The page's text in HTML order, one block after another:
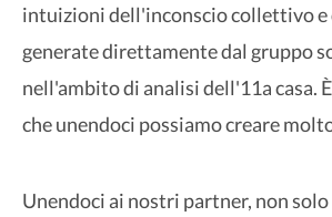
intuizioni dell'inconscio collettivo e
generate direttamente dal gruppo
nell'ambito di analisi dell'11a casa.
che unendoci possiamo creare
Unendoci ai nostri partner, non